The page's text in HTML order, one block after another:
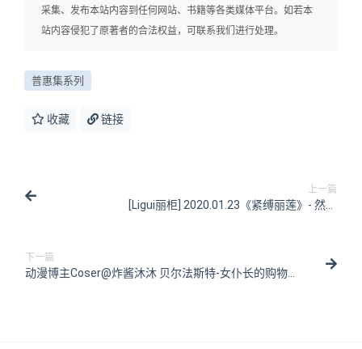
采集、发布本站内容到任何网站、书籍等各类媒体平台。如若本
站内容侵犯了原著者的合法权益，可联系我们进行处理。
普惠集系列
收藏 链接
上一篇
[Ligui丽柜] 2020.01.23《紧缚丽莲》- 然然
下一篇
动漫博主Coser@炸酱沐沐 贝尔法斯特-女仆长的购物日